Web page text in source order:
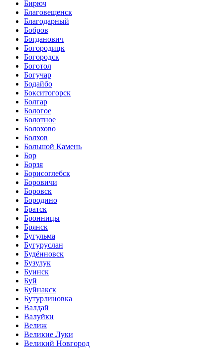
Бирюч
Благовещенск
Благодарный
Бобров
Богданович
Богородицк
Богородск
Боготол
Богучар
Бодайбо
Бокситогорск
Болгар
Бологое
Болотное
Болохово
Болхов
Большой Камень
Бор
Борзя
Борисоглебск
Боровичи
Боровск
Бородино
Братск
Бронницы
Брянск
Бугульма
Бугуруслан
Будённовск
Бузулук
Буинск
Буй
Буйнакск
Бутурлиновка
Валдай
Валуйки
Велиж
Великие Луки
Великий Новгород